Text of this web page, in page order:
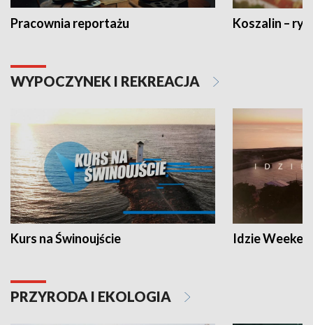
Pracownia reportażu Koszalin –
WYPOCZYNEK I REKREACJA
Kurs na Świnoujście Idzie
PRZYRODA I EKOLOGIA